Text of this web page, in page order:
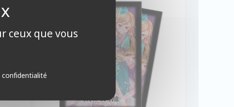
ceux que vous
confidentialité